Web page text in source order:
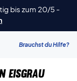
bis zum 20/5 -
Brauchst du Hilfe?
Eisgrau